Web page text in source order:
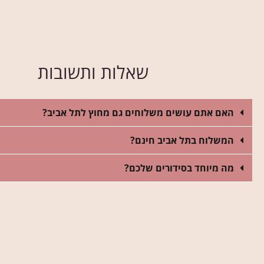
שאלות ותשובות
האם אתם עושים משלוחים גם מחוץ לתל אביב?
המשלוח בתל אביב חינם?
מה מיוחד בסידורים שלכם?